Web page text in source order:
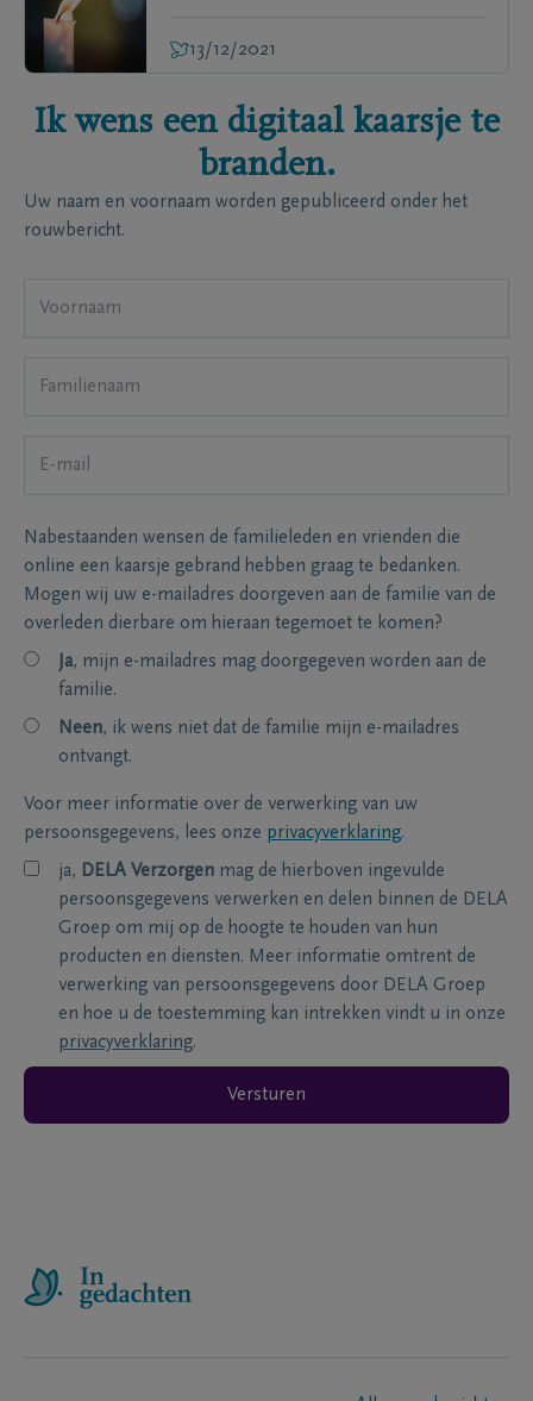
13/12/2021
Ik wens een digitaal kaarsje te
branden.
Uw naam en voornaam worden gepubliceerd onder het
rouwbericht.
Nabestaanden wensen de familieleden en vrienden die
online een kaarsje gebrand hebben graag te bedanken.
Mogen wij uw e-mailadres doorgeven aan de familie van de
overleden dierbare om hieraan tegemoet te komen?
Ja, mijn e-mailadres mag doorgegeven worden aan de
familie.
Neen, ik wens niet dat de familie mijn e-mailadres
ontvangt.
Voor meer informatie over de verwerking van uw
persoonsgegevens, lees onze privacyverklaring.
ja, DELA Verzorgen mag de hierboven ingevulde
persoonsgegevens verwerken en delen binnen de DELA
Groep om mij op de hoogte te houden van hun
producten en diensten. Meer informatie omtrent de
verwerking van persoonsgegevens door DELA Groep
en hoe u de toestemming kan intrekken vindt u in onze
privacyverklaring.
Versturen